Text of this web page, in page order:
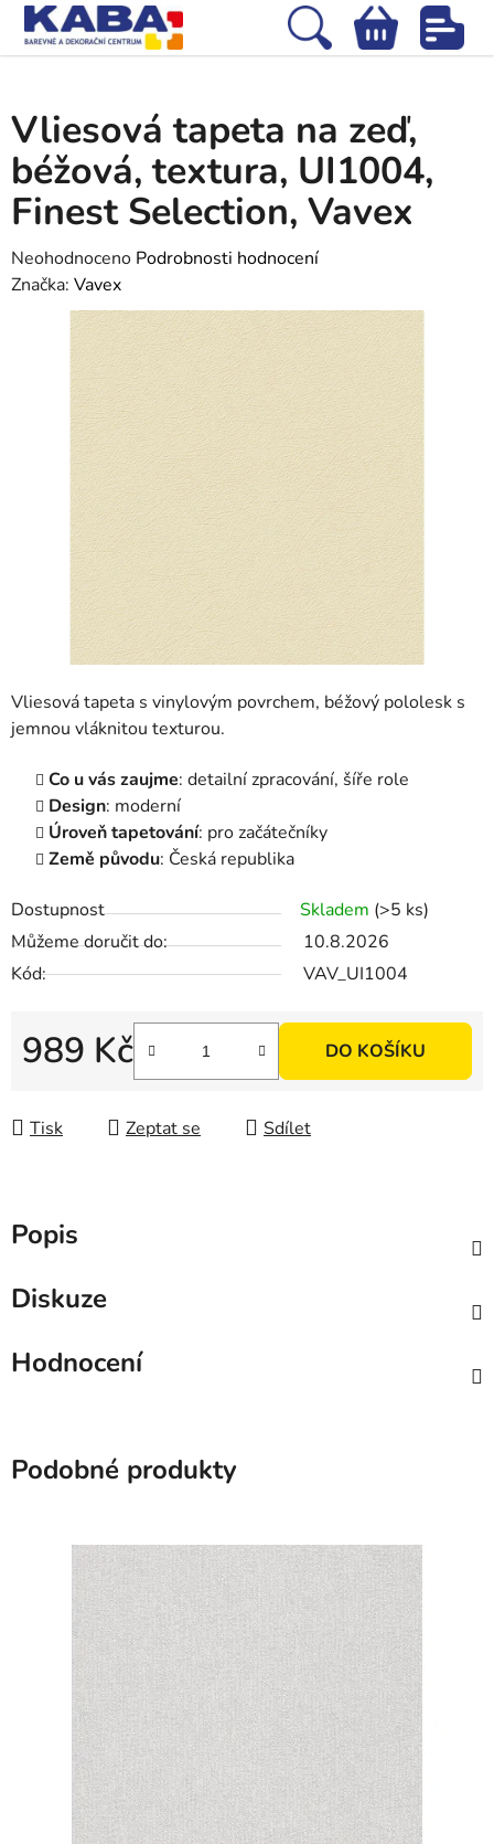
Přejít
obsah
Hledat
NÁKUPNÍ
Vliesová tapeta s vinylovým povrchem, béžový pololesk s
jemnou vláknitou texturou.
Co u vás zaujme: detailní zpracování, šíře role
Design: moderní
Úroveň tapetování: pro začátečníky
Země původu: Česká republika
Dostupnost Skladem (>5 ks)
Můžeme doručit do:
10.8.2026
Kód:
VAV_UI1004
989 Kč DO KOŠÍKU
Tisk Zeptat se Sdílet
Vliesová tapeta na zeď,
béžová, textura, UI1004,
Finest Selection, Vavex
Průměrné
hodnocení
produktu
hvězdiček.
Neohodnoceno Podrobnosti hodnocení
Značka: Vavex
Popis
Diskuze
Hodnocení
Podobné produkty